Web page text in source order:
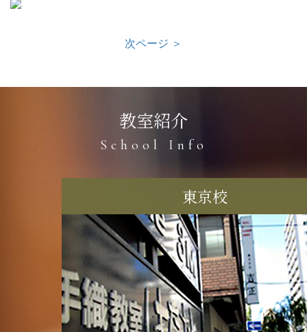
次ページ ＞
教室紹介
School Info
東京校